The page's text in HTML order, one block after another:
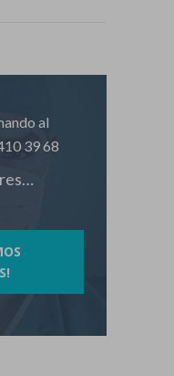
al
39 68